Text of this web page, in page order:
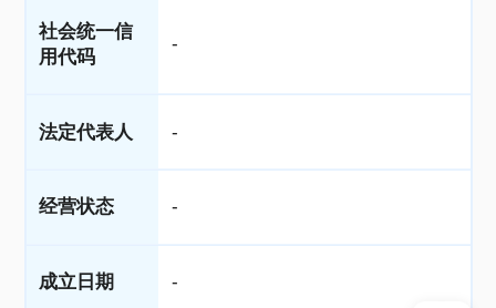
社会统一信
用代码
-
法定代表人 -
经营状态 -
成立日期 -